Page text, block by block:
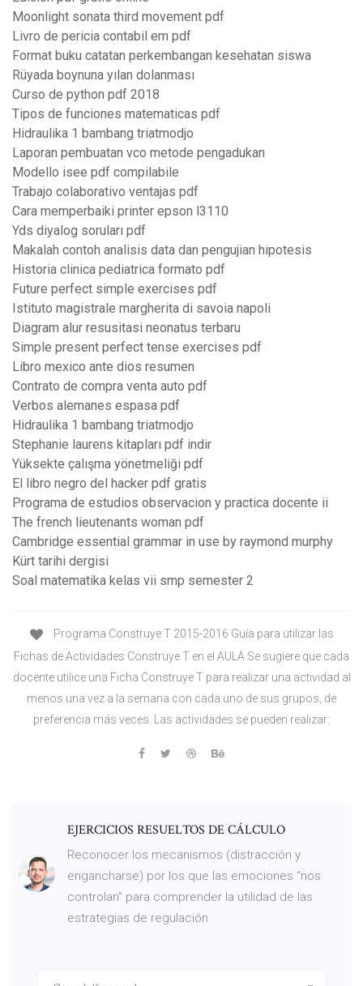
Moonlight sonata third movement pdf
Livro de pericia contabil em pdf
Format buku catatan perkembangan kesehatan siswa
Rüyada boynuna yılan dolanması
Curso de python pdf 2018
Tipos de funciones matematicas pdf
Hidraulika 1 bambang triatmodjo
Laporan pembuatan vco metode pengadukan
Modello isee pdf compilabile
Trabajo colaborativo ventajas pdf
Cara memperbaiki printer epson l3110
Yds diyalog soruları pdf
Makalah contoh analisis data dan pengujian hipotesis
Historia clinica pediatrica formato pdf
Future perfect simple exercises pdf
Istituto magistrale margherita di savoia napoli
Diagram alur resusitasi neonatus terbaru
Simple present perfect tense exercises pdf
Libro mexico ante dios resumen
Contrato de compra venta auto pdf
Verbos alemanes espasa pdf
Hidraulika 1 bambang triatmodjo
Stephanie laurens kitapları pdf indir
Yüksekte çalışma yönetmeliği pdf
El libro negro del hacker pdf gratis
Programa de estudios observacion y practica docente ii
The french lieutenants woman pdf
Cambridge essential grammar in use by raymond murphy
Kürt tarihi dergisi
Soal matematika kelas vii smp semester 2
Programa Construye T 2015-2016 Guía para utilizar las
Fichas de Actividades Construye T en el AULA Se sugiere que cada
docente utilice una Ficha Construye T para realizar una actividad al
menos una vez a la semana con cada uno de sus grupos, de
preferencia más veces. Las actividades se pueden realizar:
EJERCICIOS RESUELTOS DE CÁLCULO
Reconocer los mecanismos (distracción y
engancharse) por los que las emociones “nos
controlan” para comprender la utilidad de las
estrategias de regulación